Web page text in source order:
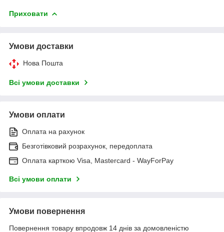
Приховати
Умови доставки
Нова Пошта
Всі умови доставки
Умови оплати
Оплата на рахунок
Безготівковий розрахунок, передоплата
Оплата карткою Visa, Mastercard - WayForPay
Всі умови оплати
Умови повернення
Повернення товару впродовж 14 днів за домовленістю